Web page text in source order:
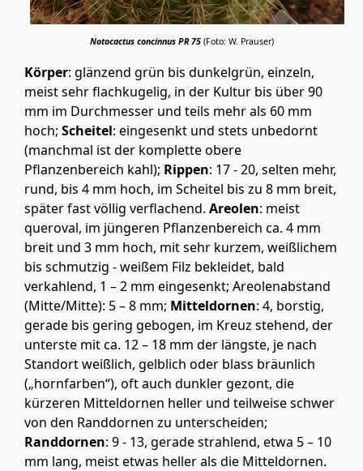
Notocactus concinnus PR 75(Foto: W. Prauser)
Körper: glänzend grün bis dunkelgrün, einzeln,
meist sehr flachkugelig, in der Kultur bis über 90
mm im Durchmesser und teils mehr als 60 mm
hoch; Scheitel: eingesenkt und stets unbedornt
(manchmal ist der komplette obere
Pflanzenbereich kahl); Rippen: 17 - 20, selten mehr,
rund, bis 4 mm hoch, im Scheitel bis zu 8 mm breit,
später fast völlig verflachend. Areolen: meist
queroval, im jüngeren Pflanzenbereich ca. 4 mm
breit und 3 mm hoch, mit sehr kurzem, weißlichem
bis schmutzig - weißem Filz bekleidet, bald
verkahlend, 1 – 2 mm eingesenkt; Areolenabstand
(Mitte/Mitte): 5 – 8 mm; Mitteldornen: 4, borstig,
gerade bis gering gebogen, im Kreuz stehend, der
unterste mit ca. 12 – 18 mm der längste, je nach
Standort weißlich, gelblich oder blass bräunlich
(„hornfarben“), oft auch dunkler gezont, die
kürzeren Mitteldornen heller und teilweise schwer
von den Randdornen zu unterscheiden;
Randdornen: 9 - 13, gerade strahlend, etwa 5 – 10
mm lang, meist etwas heller als die Mitteldornen.